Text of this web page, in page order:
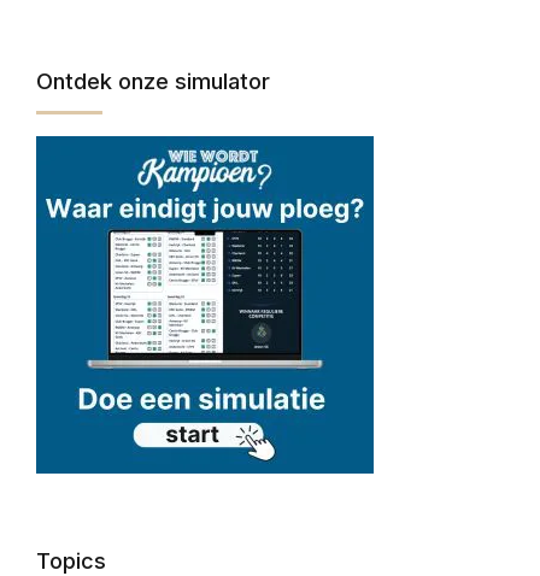
Ontdek onze simulator
Topics